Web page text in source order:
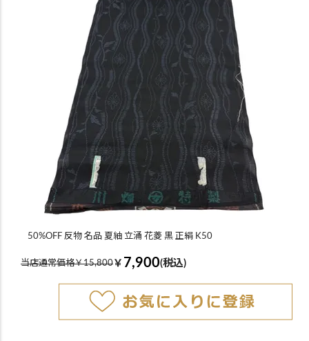
50%OFF 反物 名品 夏紬 立涌 花菱 黒 正絹 K50
当店通常価格￥15,800￥ 7,900(税込)